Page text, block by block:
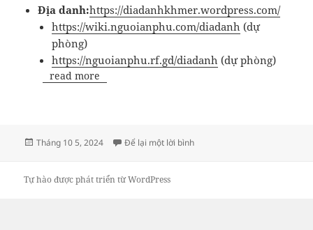
Địa danh:https://diadanhkhmer.wordpress.com/
https://wiki.nguoianphu.com/diadanh (dự
phòng)
https://nguoianphu.rf.gd/diadanh (dự phòng)
read more
Đăng
Tháng 10 5, 2024 Để lại một lời bìnhở Wiki Người An Phú
Tự hào được phát triển từ WordPress